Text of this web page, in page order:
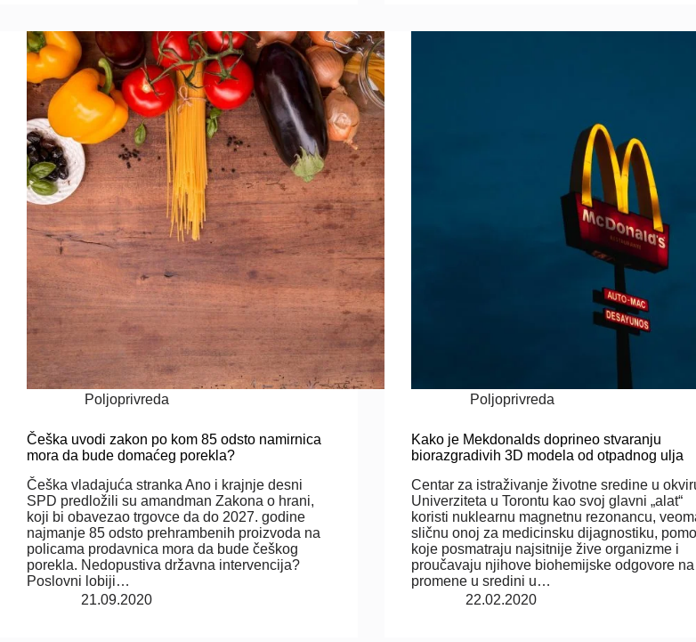
Poljoprivreda
Češka uvodi zakon po kom 85 odsto namirnica
mora da bude domaćeg porekla?
Češka vladajuća stranka Ano i krajnje desni
SPD predložili su amandman Zakona o hrani,
koji bi obavezao trgovce da do 2027. godine
najmanje 85 odsto prehrambenih proizvoda na
policama prodavnica mora da bude češkog
porekla. Nedopustiva državna intervencija?
Poslovni lobiji…
21.09.2020
Poljoprivreda
Kako je Mekdonalds doprineo stvaranju
biorazgradivih 3D modela od otpadnog ulja
Centar za istraživanje životne sredine u
Univerziteta u Torontu kao svoj glavni „alat“
koristi nuklearnu magnetnu rezonancu,
sličnu onoj za medicinsku dijagnostiku,
koje posmatraju najsitnije žive organizme i
proučavaju njihove biohemijske odgovore na
promene u sredini u…
22.02.2020